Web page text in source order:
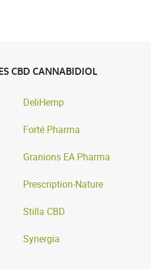
CBD CANNABIDIOL
DeliHemp
Forté Pharma
Granions EA Pharma
Prescription-Nature
Stilla CBD
Synergia